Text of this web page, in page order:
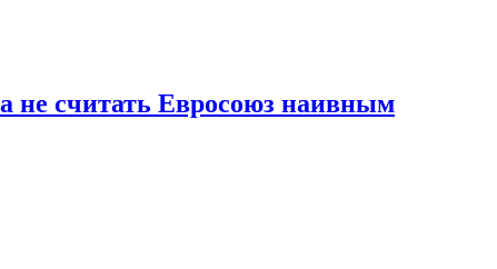
не считать Евросоюз наивным